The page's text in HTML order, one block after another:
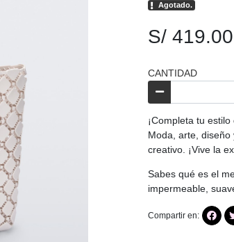
Agotado.
S/ 419.00
CANTIDAD
¡Completa tu
Moda, arte,
creativo. ¡Vive la
Sabes qué es el
impermeable,
Compartir en: